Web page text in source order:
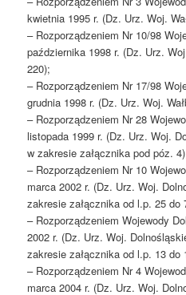
kwietnia 1995 r. (Dz. Urz. Woj.
– Rozporządzeniem Nr 10/98
października 1998 r. (Dz. Urz.
220);
– Rozporządzeniem Nr 17/98
grudnia 1998 r. (Dz. Urz. Woj.
– Rozporządzeniem Nr 28
listopada 1999 r. (Dz. Urz. Woj.
w zakresie załącznika pod póz.
– Rozporządzeniem Nr 10
marca 2002 r. (Dz. Urz. Woj.
zakresie załącznika od l.p. 25 do
– Rozporządzeniem Wojewody
2002 r. (Dz. Urz. Woj.
zakresie załącznika od l.p. 13 do
– Rozporządzeniem Nr 4
marca 2004 r. (Dz. Urz. Woj.